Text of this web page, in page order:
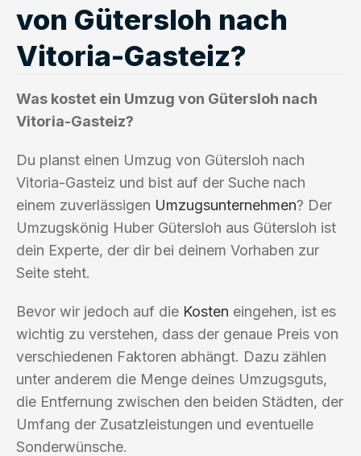
von Gütersloh nach
Vitoria-Gasteiz?
Was kostet ein Umzug von Gütersloh nach
Vitoria-Gasteiz?
Du planst einen Umzug von Gütersloh nach
Vitoria-Gasteiz und bist auf der Suche nach
einem zuverlässigen Umzugsunternehmen? Der
Umzugskönig Huber Gütersloh aus Gütersloh ist
dein Experte, der dir bei deinem Vorhaben zur
Seite steht.
Bevor wir jedoch auf die Kosten eingehen, ist es
wichtig zu verstehen, dass der genaue Preis von
verschiedenen Faktoren abhängt. Dazu zählen
unter anderem die Menge deines Umzugsguts,
die Entfernung zwischen den beiden Städten, der
Umfang der Zusatzleistungen und eventuelle
Sonderwünsche.